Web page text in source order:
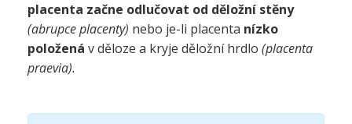
placenta začne odlučovat od děložní stěny
(abrupce placenty) nebo je-li placenta nízko
položená v děloze a kryje děložní hrdlo (placenta
praevia).